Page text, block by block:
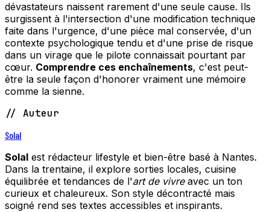
dévastateurs naissent rarement d'une seule cause. Ils
surgissent à l'intersection d'une modification technique
faite dans l'urgence, d'une pièce mal conservée, d'un
contexte psychologique tendu et d'une prise de risque
dans un virage que le pilote connaissait pourtant par
cœur. Comprendre ces enchaînements, c'est peut-
être la seule façon d'honorer vraiment une mémoire
comme la sienne.
// Auteur
Solal
Solal est rédacteur lifestyle et bien-être basé à Nantes.
Dans la trentaine, il explore sorties locales, cuisine
équilibrée et tendances de l'art de vivreavec un ton
curieux et chaleureux. Son style décontracté mais
soigné rend ses textes accessibles et inspirants.